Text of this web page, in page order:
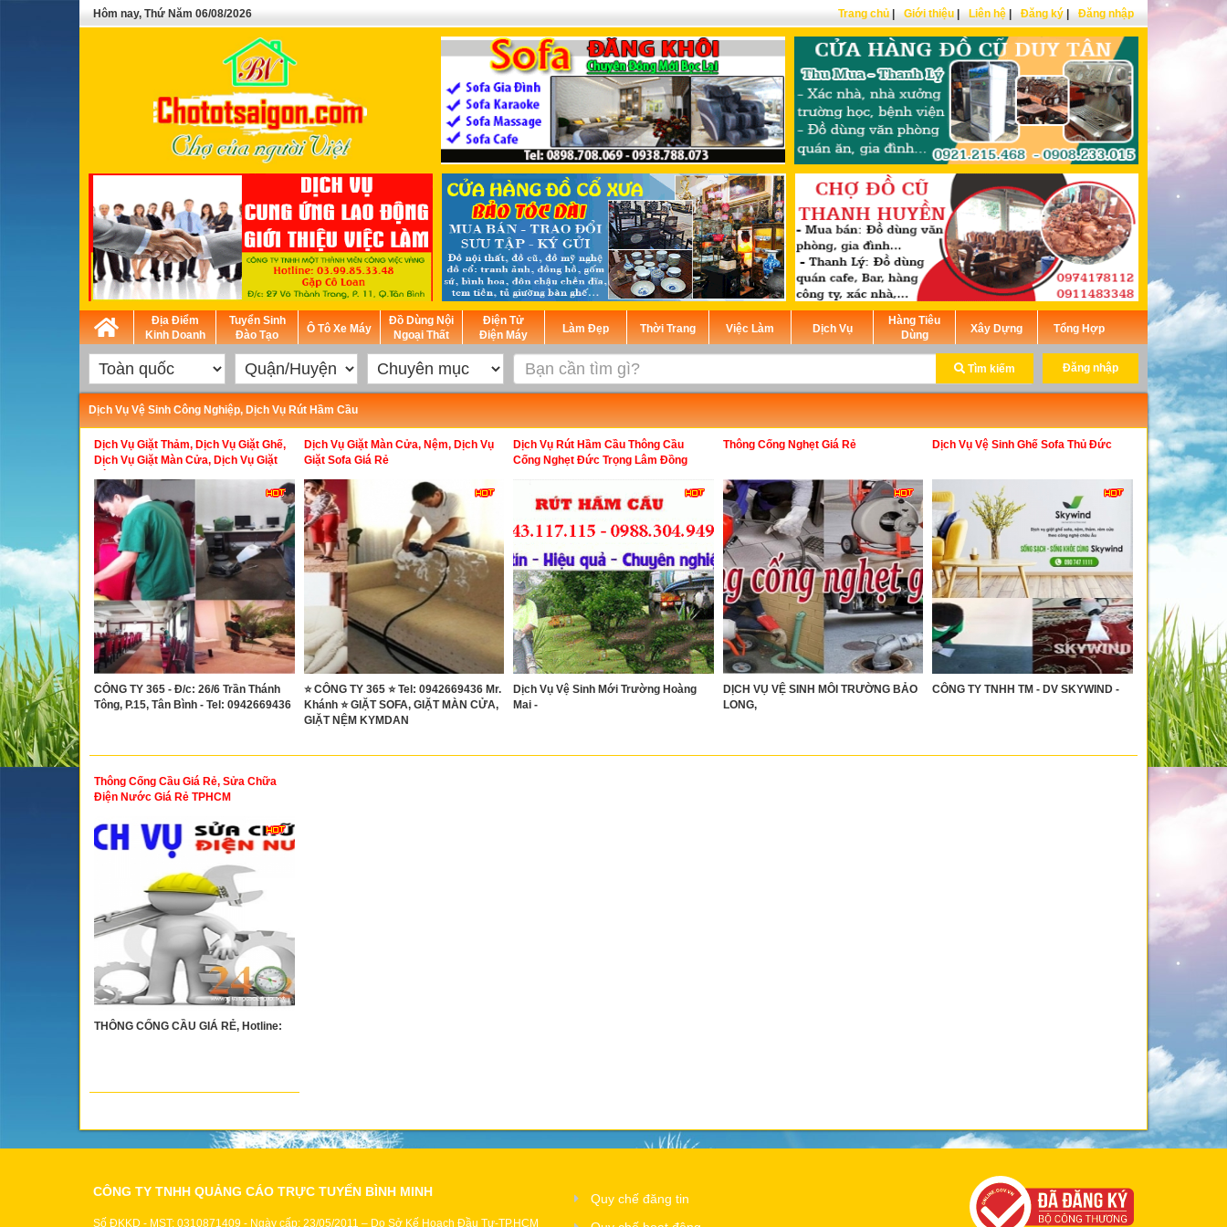
Hôm nay, Thứ Năm 06/08/2026 Trang chủ Giới thiệu Liên hệ Đăng ký Đăng nhập
Địa Điểm
Kinh Doanh
Tuyển Sinh
Đào Tạo
Ô Tô Xe Máy
Đồ Dùng Nội
Ngoại Thất
Điện Tử
Điện Máy
Làm Đẹp Thời Trang Việc Làm Dịch Vụ
Hàng Tiêu
Dùng
Xây Dựng Tổng Hợp
Tìm kiếm Đăng nhập
Dịch Vụ Vệ Sinh Công Nghiệp, Dịch Vụ Rút Hầm Cầu
Dịch Vụ Giặt Thảm, Dịch Vụ Giặt Ghế,
Dịch Vụ Giặt Màn Cửa, Dịch Vụ Giặt
CÔNG TY 365 - Đ/c: 26/6 Trần Thánh
Tông, P.15, Tân Bình - Tel: 0942669436
Dịch Vụ Giặt Màn Cửa, Nệm, Dịch Vụ
Giặt Sofa Giá Rẻ
⭐ CÔNG TY 365 ⭐ Tel: 0942669436 Mr.
Khánh ⭐ GIẶT SOFA, GIẶT MÀN CỬA,
GIẶT NỆM KYMDAN
Dịch Vụ Rút Hầm Cầu Thông Cầu
Cống Nghẹt Đức Trọng Lâm Đồng
Dịch Vụ Vệ Sinh Mới Trường Hoàng
Mai -
Thông Cống Nghẹt Giá Rẻ
DỊCH VỤ VỆ SINH MÔI TRƯỜNG BẢO
LONG,
Dịch Vụ Vệ Sinh Ghế Sofa Thủ Đức
CÔNG TY TNHH TM - DV SKYWIND -
Thông Cống Cầu Giá Rẻ, Sửa Chữa
Điện Nước Giá Rẻ TPHCM
THÔNG CỐNG CẦU GIÁ RẺ, Hotline:
CÔNG TY TNHH QUẢNG CÁO TRỰC TUYẾN BÌNH MINH
Số ĐKKD - MST: 0310871409 - Ngày cấp: 23/05/2011 – Do Sở Kế Hoạch Đầu Tư-TP.HCM
Quy chế đăng tin